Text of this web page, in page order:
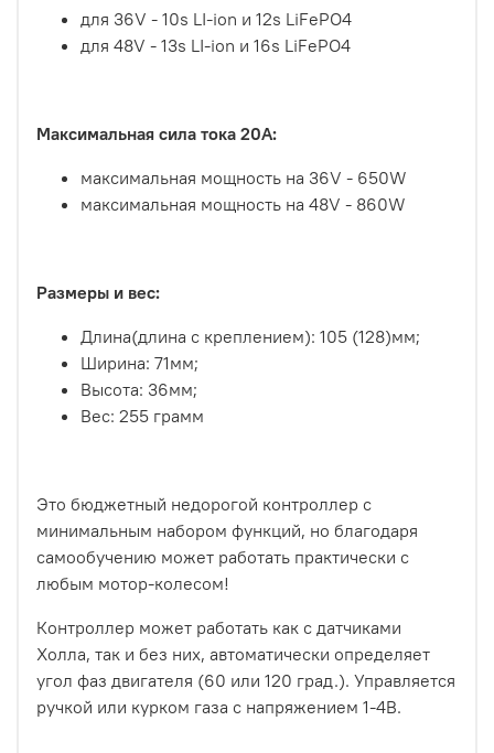
для 36V - 10s LI-ion и 12s LiFePO4
для 48V - 13s LI-ion и 16s LiFePO4
Максимальная сила тока 20А:
максимальная мощность на 36V - 650W
максимальная мощность на 48V - 860W
Размеры и вес:
Длина(длина с креплением): 105 (128)мм;
Ширина: 71мм;
Высота: 36мм;
Вес: 255 грамм
Это бюджетный недорогой контроллер с
минимальным набором функций, но благодаря
самообучению может работать практически с
любым мотор-колесом!
Контроллер может работать как с датчиками
Холла, так и без них, автоматически определяет
угол фаз двигателя (60 или 120 град.). Управляется
ручкой или курком газа с напряжением 1-4В.